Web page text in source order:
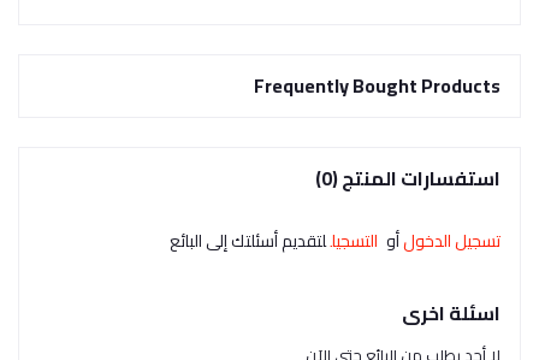
Frequently Bought Products
استفسارات المنتج (0)
تسجيل الدخولأو التسجيللتقديم أسئلتك إلى البائع
اسئلة اخرى